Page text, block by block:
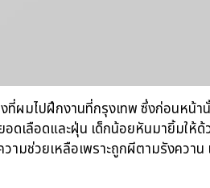
ที่ผมไปฝึกงานที่กรุงเทพ ซึ่งก่อนหน้า
ดเลือดและฝุ่น เด็กน้อยหันมายิ้มให้ด้
มช่วยเหลือเพราะถูกผีตามรังควาน